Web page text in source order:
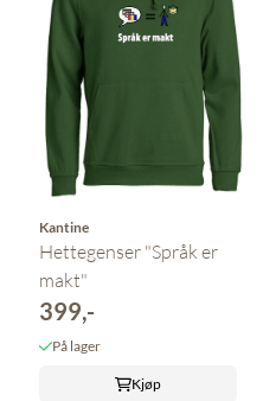
Kantine
Hettegenser "Språk er
makt"
399,-
På lager
Kjøp